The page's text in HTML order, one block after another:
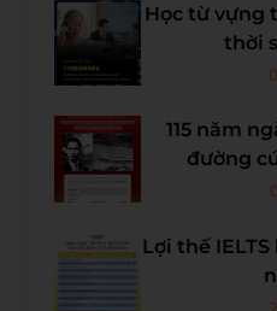
Học từ vựng
thời
115 năm
đường
Lợi thế